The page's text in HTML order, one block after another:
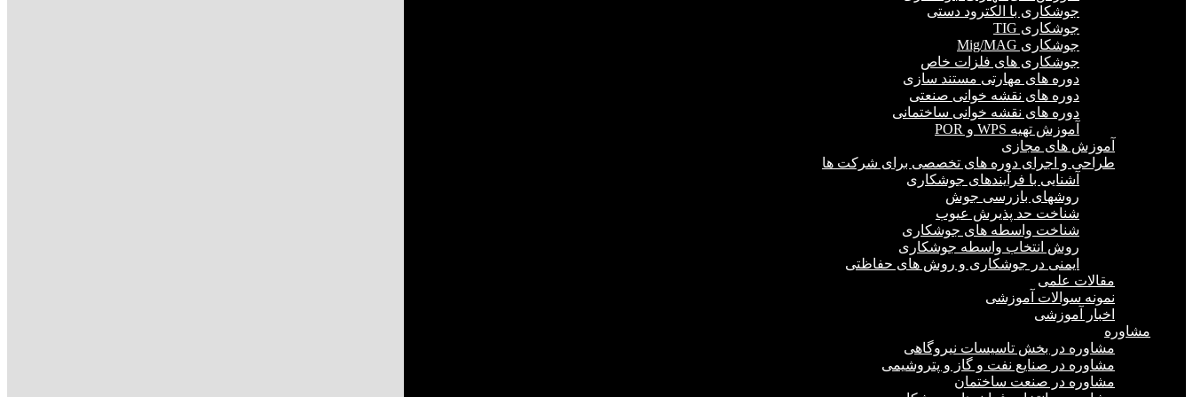
جوشکاری با الکترود دستی
جوشکاری TIG
جوشکاری Mig/MAG
جوشکاری های فلزات خاص
دوره های مهارتی مستند سازی
دوره های نقشه خوانی صنعتی
دوره های نقشه خوانی ساختمانی
آموزش تهیه WPS و POR
آموزش های مجازی
طراحی و اجرای دوره های تخصصی برای شرکت ها
آشنایی با فرآیندهای جوشکاری
روشهای بازرسی جوش
شناخت حد پذیرش عیوب
شناخت واسطه های جوشکاری
روش انتخاب واسطه جوشکاری
ایمنی در جوشکاری و روش های حفاظتی
مقالات علمی
نمونه سوالات آموزشی
اخبار آموزشی
مشاوره
مشاوره در بخش تاسیسات نیروگاهی
مشاوره در صنایع نفت و گاز و پتروشیمی
مشاوره در صنعت ساختمان